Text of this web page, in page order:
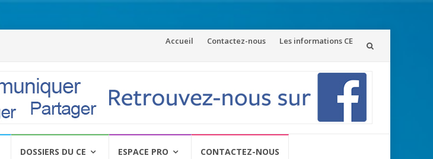
Aller
Accueil Contactez-nous Les informations CE
DOSSIERS DU CE ESPACE PRO CONTACTEZ-NOUS